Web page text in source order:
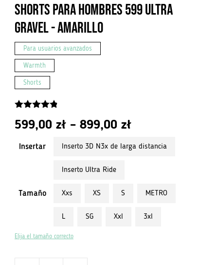
Shorts para hombres 599 Ultra
Gravel - Amarillo
Para usuarios avanzados
Warmth
Shorts
599,00 zł – 899,00 złRango
de
599.00
Insertar Inserto 3D N3x de larga distancia
Inserto Ultra Ride
Tamaño Xxs XS S METRO
L SG Xxl 3xl
Elija el tamaño correcto